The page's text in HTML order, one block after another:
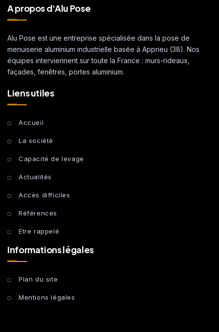
A propos d'Alu Pose
Alu Pose est une entreprise spécialisée dans la pose de
menuiserie aluminium industrielle basée à Apprieu (38). Nos
équipes interviennent sur toute la France : murs-rideaux,
façades, fenêtres, portes aluminium.
Liens utiles
Accueil
La société
Capacité de levage
Actualités
Accès difficiles
Références
Etre rappelé
Informations légales
Plan du site
Mentions légales